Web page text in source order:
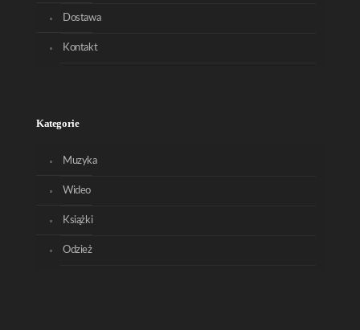
Dostawa
Kontakt
Kategorie
Muzyka
Wideo
Książki
Odzież